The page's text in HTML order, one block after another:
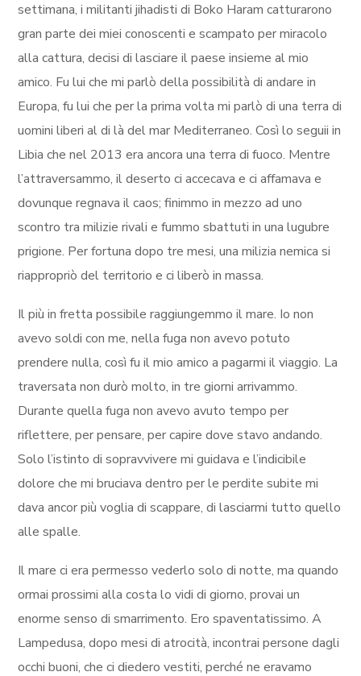
settimana, i militanti jihadisti di Boko Haram catturarono
gran parte dei miei conoscenti e scampato per miracolo
alla cattura, decisi di lasciare il paese insieme al mio
amico. Fu lui che mi parlò della possibilità di andare in
Europa, fu lui che per la prima volta mi parlò di una terra di
uomini liberi al di là del mar Mediterraneo. Così lo seguii in
Libia che nel 2013 era ancora una terra di fuoco. Mentre
l’attraversammo, il deserto ci accecava e ci affamava e
dovunque regnava il caos; finimmo in mezzo ad uno
scontro tra milizie rivali e fummo sbattuti in una lugubre
prigione. Per fortuna dopo tre mesi, una milizia nemica si
riappropriò del territorio e ci liberò in massa.
Il più in fretta possibile raggiungemmo il mare. Io non
avevo soldi con me, nella fuga non avevo potuto
prendere nulla, così fu il mio amico a pagarmi il viaggio. La
traversata non durò molto, in tre giorni arrivammo.
Durante quella fuga non avevo avuto tempo per
riflettere, per pensare, per capire dove stavo andando.
Solo l’istinto di sopravvivere mi guidava e l’indicibile
dolore che mi bruciava dentro per le perdite subite mi
dava ancor più voglia di scappare, di lasciarmi tutto quello
alle spalle.
Il mare ci era permesso vederlo solo di notte, ma quando
ormai prossimi alla costa lo vidi di giorno, provai un
enorme senso di smarrimento. Ero spaventatissimo. A
Lampedusa, dopo mesi di atrocità, incontrai persone dagli
occhi buoni, che ci diedero vestiti, perché ne eravamo